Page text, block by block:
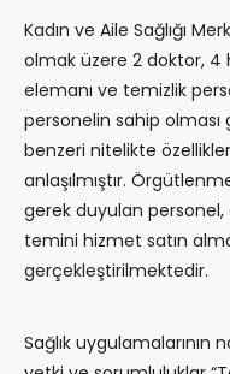
Kadın ve Aile Sağlığı
olmak üzere 2 doktor,
elemanı ve temizlik
personelin sahip
benzeri nitelikte
anlaşılmıştır.
gerek duyulan
temini hizmet satın
gerçekleştirilmektedir.
Sağlık uygulamalarının